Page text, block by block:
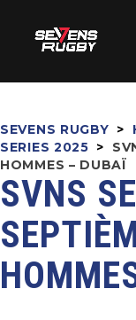
SEVENS RUGBY >
SERIES 2025 >
HOMMES – DUBAÏ
SVNS